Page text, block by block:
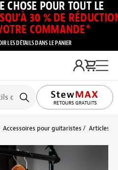
CHOSE POUR TOUT LE
30 % DE
COMMANDE*
LES DÉTAILS DANS LE PANIER
RETOURS GRATUITS
Accessoires pour guitaristes Articles